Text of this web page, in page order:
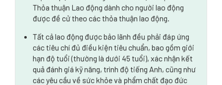
Thỏa thuận Lao động dành cho người lao động
được đề cử theo các thỏa thuận lao động.
Tất cả lao động được bảo lãnh đều phải đáp ứng
các tiêu chí đủ điều kiện tiêu chuẩn, bao gồm giới
hạn độ tuổi (thường là dưới 45 tuổi), xác nhận kết
quả đánh giá kỹ năng, trình độ tiếng Anh, cũng như
các yêu cầu về sức khỏe và phẩm chất đạo đức